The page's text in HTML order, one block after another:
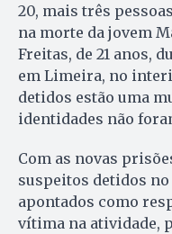
20, mais três
na morte da jovem
Freitas, de 21 anos,
em Limeira, no
detidos estão uma
identidades não
Com as novas
suspeitos detidos
apontados como
vítima na atividade,